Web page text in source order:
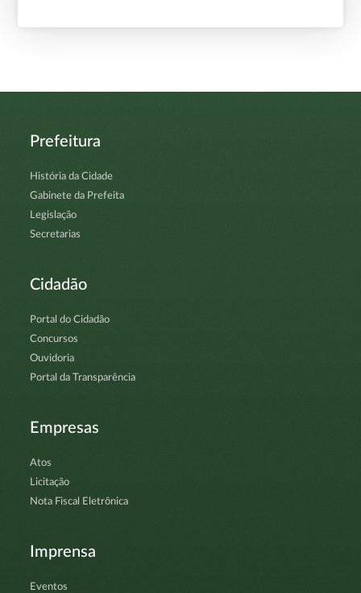
Prefeitura
História da Cidade
Gabinete da Prefeita
Legislação
Secretarias
Cidadão
Portal do Cidadão
Concursos
Ouvidoria
Portal da Transparência
Empresas
Atos
Licitação
Nota Fiscal Eletrônica
Imprensa
Eventos